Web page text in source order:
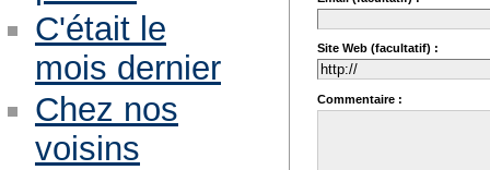
Site Web (facultatif) :
Commentaire :
C'était le
mois dernier
Chez nos
voisins